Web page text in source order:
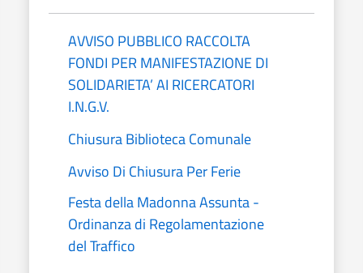
AVVISO PUBBLICO RACCOLTA
FONDI PER MANIFESTAZIONE DI
SOLIDARIETA’ AI RICERCATORI
I.N.G.V.
Chiusura Biblioteca Comunale
Avviso Di Chiusura Per Ferie
Festa della Madonna Assunta -
Ordinanza di Regolamentazione
del Traffico